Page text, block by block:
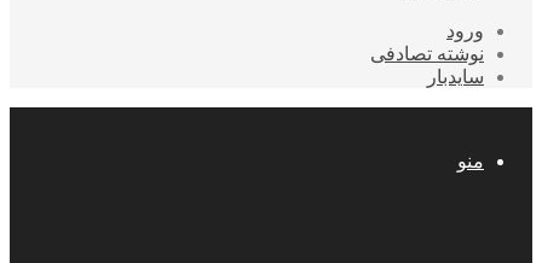
ورود
نوشته تصادفی
سایدبار
منو